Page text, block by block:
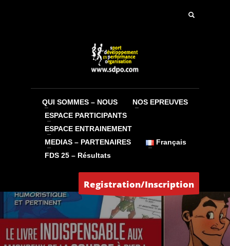
QUI SOMMES – NOUS
NOS EPREUVES
ESPACE PARTICIPANTS
ESPACE ENTRAINEMENT
MEDIAS – PARTENAIRES
Français
FDS 25 – Résultats
Registration/Inscription